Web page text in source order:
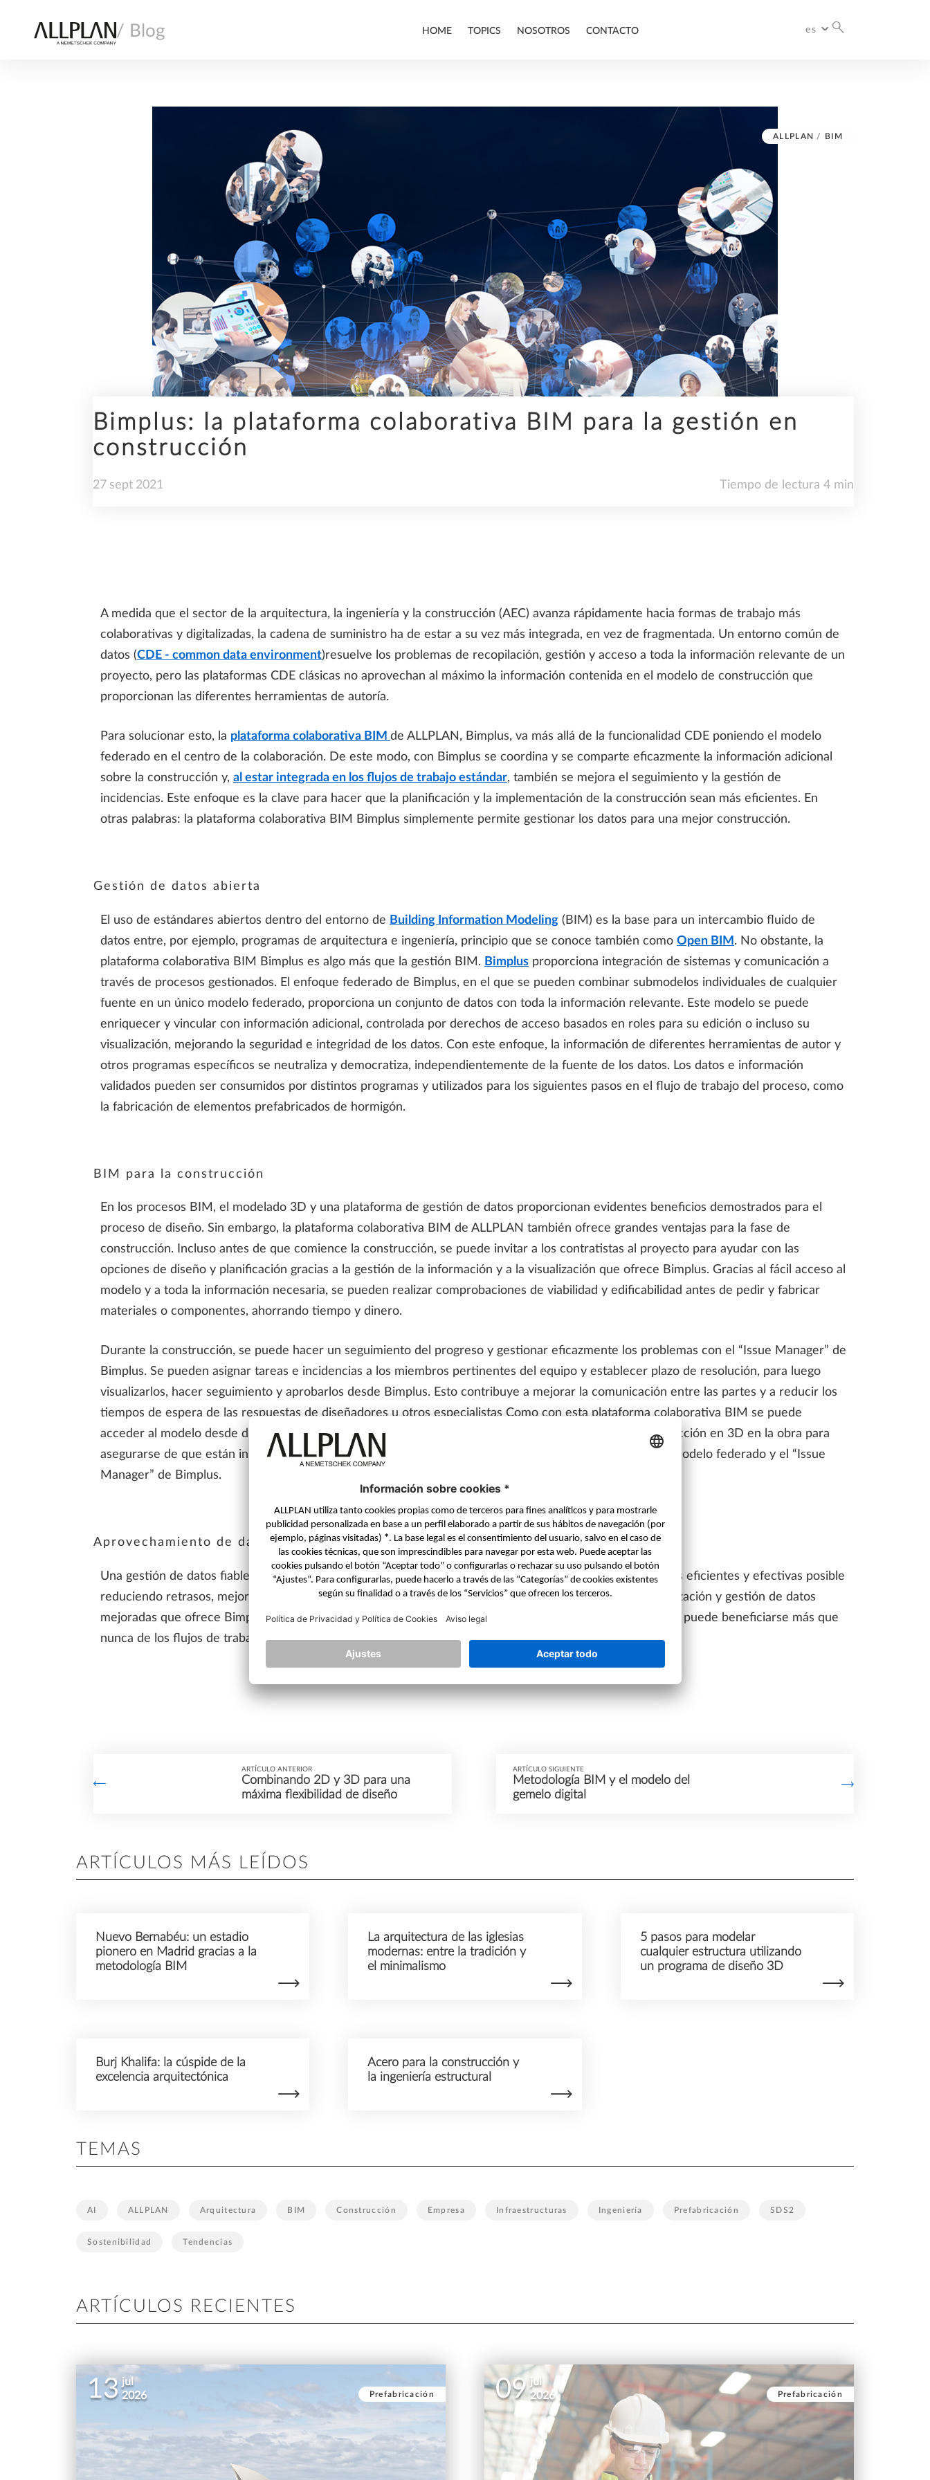
/ Blog HOME TOPICS
CONSTRUCCIÓN EMPRESA
INFRAESTRUCTURAS INGENIERÍA
NOSOTROS CONTACTO
es
ALLPLAN / BIM
Bimplus: la plataforma colaborativa BIM para la gestión en
construcción
27 sept 2021 Tiempo de lectura 4 min
A medida que el sector de la arquitectura, la ingeniería y la construcción (AEC) avanza rápidamente hacia formas de trabajo más
colaborativas y digitalizadas, la cadena de suministro ha de estar a su vez más integrada, en vez de fragmentada. Un entorno común de
datos (CDE - common data environment)resuelve los problemas de recopilación, gestión y acceso a toda la información relevante de un
proyecto, pero las plataformas CDE clásicas no aprovechan al máximo la información contenida en el modelo de construcción que
proporcionan las diferentes herramientas de autoría.
Para solucionar esto, la plataforma colaborativa BIM de ALLPLAN, Bimplus, va más allá de la funcionalidad CDE poniendo el modelo
federado en el centro de la colaboración. De este modo, con Bimplus se coordina y se comparte eficazmente la información adicional
sobre la construcción y, al estar integrada en los flujos de trabajo estándar, también se mejora el seguimiento y la gestión de
incidencias. Este enfoque es la clave para hacer que la planificación y la implementación de la construcción sean más eficientes. En
otras palabras: la plataforma colaborativa BIM Bimplus simplemente permite gestionar los datos para una mejor construcción.
Gestión de datos abierta
El uso de estándares abiertos dentro del entorno de Building Information Modeling (BIM) es la base para un intercambio fluido de
datos entre, por ejemplo, programas de arquitectura e ingeniería, principio que se conoce también como Open BIM . No obstante, la
plataforma colaborativa BIM Bimplus es algo más que la gestión BIM. Bimplus proporciona integración de sistemas y comunicación a
través de procesos gestionados. El enfoque federado de Bimplus, en el que se pueden combinar submodelos individuales de cualquier
fuente en un único modelo federado, proporciona un conjunto de datos con toda la información relevante. Este modelo se puede
enriquecer y vincular con información adicional, controlada por derechos de acceso basados ​​en roles para su edición o incluso su
visualización, mejorando la seguridad e integridad de los datos. Con este enfoque, la información de diferentes herramientas de autor y
otros programas específicos se neutraliza y democratiza, independientemente de la fuente de los datos. Los datos e información
validados pueden ser consumidos por distintos programas y utilizados para los siguientes pasos en el flujo de trabajo del proceso, como
la fabricación de elementos prefabricados de hormigón.
BIM para la construcción
En los procesos BIM, el modelado 3D y una plataforma de gestión de datos proporcionan evidentes beneficios demostrados para el
proceso de diseño. Sin embargo, la plataforma colaborativa BIM de ALLPLAN también ofrece grandes ventajas para la fase de
construcción. Incluso antes de que comience la construcción, se puede invitar a los contratistas al proyecto para ayudar con las
opciones de diseño y planificación gracias a la gestión de la información y a la visualización que ofrece Bimplus. Gracias al fácil acceso al
modelo y a toda la información necesaria, se pueden realizar comprobaciones de viabilidad y edificabilidad antes de pedir y fabricar
materiales o componentes, ahorrando tiempo y dinero.
Durante la construcción, se puede hacer un seguimiento del progreso y gestionar eficazmente los problemas con el “Issue Manager” de
Bimplus. Se pueden asignar tareas e incidencias a los miembros pertinentes del equipo y establecer plazo de resolución, para luego
visualizarlos, hacer seguimiento y aprobarlos desde Bimplus. Esto contribuye a mejorar la comunicación entre las partes y a reducir los
tiempos de espera de las respuestas de diseñadores u otros especialistas Como con esta plataforma colaborativa BIM se puede
acceder al modelo desde distintos dispositivos, es fácil comprobar rápidamente los elementos de construcción en 3D en la obra para
asegurarse de que están instalados correctamente. Incluso se pueden hacer los enganches utilizando el modelo federado y el “Issue
Manager” de Bimplus.
Aprovechamiento de datos para constructores
Una gestión de datos fiable es clave para que la planificación y la ejecución de la construcción sean lo más eficientes y efectivas posible
reduciendo retrasos, mejorando la comunicación y facilitando la comprensión. Con la colaboración, visualización y gestión de datos
mejoradas que ofrece Bimplus en comparación con las plataformas CDE estándar, la fase de construcción puede beneficiarse más que
nunca de los flujos de trabajo BIM.
ARTÍCULO ANTERIOR
Combinando 2D y 3D para una
máxima flexibilidad de diseño
ARTÍCULO SIGUIENTE
Metodología BIM y el modelo del
gemelo digital
ARTÍCULOS MÁS LEÍDOS
Nuevo Bernabéu: un estadio
pionero en Madrid gracias a la
metodología BIM
La arquitectura de las iglesias
modernas: entre la tradición y
el minimalismo
5 pasos para modelar
cualquier estructura utilizando
un programa de diseño 3D
Burj Khalifa: la cúspide de la
excelencia arquitectónica
Acero para la construcción y
la ingeniería estructural
TEMAS
AI ALLPLAN Arquitectura BIM Construcción Empresa Infraestructuras Ingeniería Prefabricación SDS2
Sostenibilidad Tendencias
ARTÍCULOS RECIENTES
13 jul
2026
Prefabricación 09 jul
2026
Prefabricación